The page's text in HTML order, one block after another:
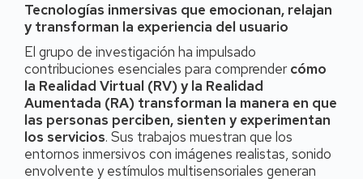
Tecnologías inmersivas que emocionan, relajan
y transforman la experiencia del usuario
El grupo de investigación ha impulsado
contribuciones esenciales para comprender cómo
la Realidad Virtual (RV) y la Realidad
Aumentada (RA) transforman la manera en que
las personas perciben, sienten y experimentan
los servicios. Sus trabajos muestran que los
entornos inmersivos con imágenes realistas, sonido
envolvente y estímulos multisensoriales generan